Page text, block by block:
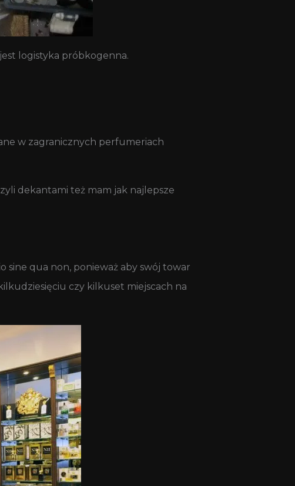
logistyka próbkogenna.
w zagranicznych perfumeriach
dekantami też mam jak najlepsze
sine qua non, ponieważ aby swój towar
czy kilkuset miejscach na